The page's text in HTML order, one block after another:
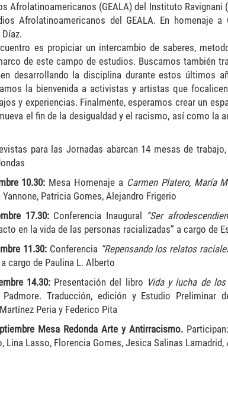
Afrolatinoamericanos (GEALA) del Instituto
Afrolatinoamericanos del GEALA. En homenaje a
es propiciar un intercambio de saberes,
de este campo de estudios. Buscamos también
desarrollando la disciplina durante estos últimos
la bienvenida a activistas y artistas que
y experiencias. Finalmente, esperamos crear un
el fin de la desigualdad y el racismo, así como la
para las Jornadas abarcan 14 mesas de
10.30: Mesa Homenaje a Carmen Platero, María
Patricia Gomes, Alejandro Frigerio
17.30:Conferencia Inaugural “Ser
en la vida de las personas racializadas” a cargo de
11.30: Conferencia“Repensando los relatos
cargo de Paulina L. Alberto
14.30:Presentación del libro Vida y lucha de
Traducción, edición y Estudio Preliminar
Peria y Federico Pita
Mesa Redonda Arte y Antirracismo.
Lina Lasso, Florencia Gomes, Jesica Salinas